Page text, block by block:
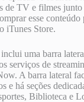
de TV e filmes
esse conteúdo
iTunes Store.
uma barra
serviços de
A barra lateral
e há seções
Biblioteca e